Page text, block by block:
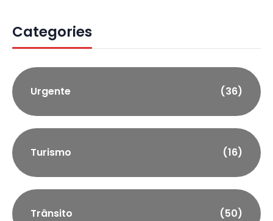
Categories
Urgente (36)
Turismo (16)
Trânsito (50)